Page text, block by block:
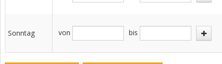
Sonntag von bis